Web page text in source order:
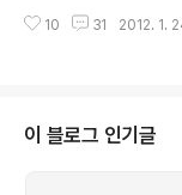
기를 적을 건 아니지만, 그
다 싶은 대학생이라면 한
요. 작품이 아니라 개발자
으로 예전의 그 헝그리 정
를 화려하게 보여서, 대기
10 31 2012. 1.
이 블로그 인기글